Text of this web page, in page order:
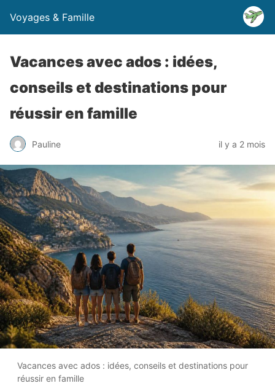
Voyages & Famille
Vacances avec ados : idées,
conseils et destinations pour
réussir en famille
Pauline il y a 2 mois
Vacances avec ados : idées, conseils et destinations pour
réussir en famille